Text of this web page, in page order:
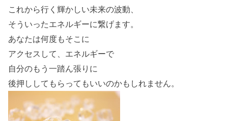
これから行く輝かしい未来の波動、
そういったエネルギーに繋げます。
あなたは何度もそこに
アクセスして、エネルギーで
自分のもう一踏ん張りに
後押ししてもらってもいいのかもしれません。